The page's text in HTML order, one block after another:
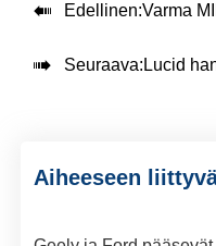
 Edellinen:Varma
 Seuraava: Lucid hankkii
Aiheeseen